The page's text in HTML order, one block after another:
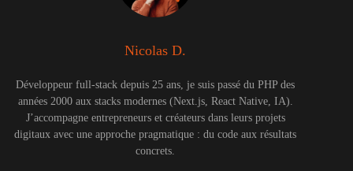
Nicolas D.
Développeur full-stack depuis 25 ans, je suis passé du PHP des
années 2000 aux stacks modernes (Next.js, React Native, IA).
J’accompagne entrepreneurs et créateurs dans leurs projets
digitaux avec une approche pragmatique : du code aux résultats
concrets.